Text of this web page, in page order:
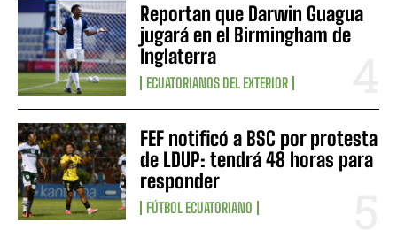
Reportan que Darwin Guagua
jugará en el Birmingham de
Inglaterra
ECUATORIANOS DEL EXTERIOR
FEF notificó a BSC por protesta
de LDUP: tendrá 48 horas para
responder
FÚTBOL ECUATORIANO